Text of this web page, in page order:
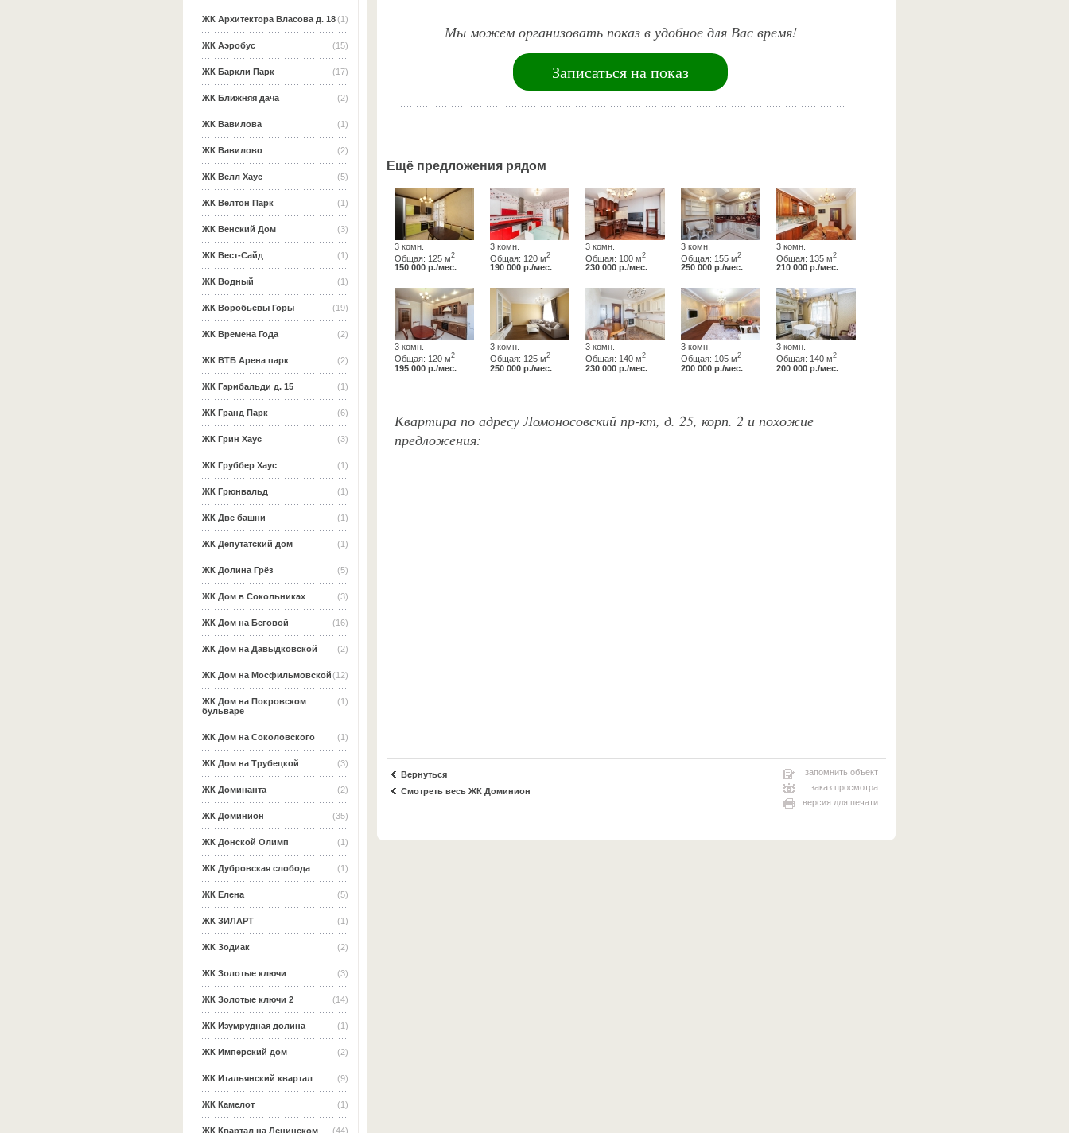
(1)
ЖК Архитектора Власова д. 18
(15)
ЖК Аэробус
(17)
ЖК Баркли Парк
(2)
ЖК Ближняя дача
(1)
ЖК Вавилова
(2)
ЖК Вавилово
(5)
ЖК Велл Хаус
(1)
ЖК Велтон Парк
(3)
ЖК Венский Дом
(1)
ЖК Вест-Сайд
(1)
ЖК Водный
(19)
ЖК Воробьевы Горы
(2)
ЖК Времена Года
(2)
ЖК ВТБ Арена парк
(1)
ЖК Гарибальди д. 15
(6)
ЖК Гранд Парк
(3)
ЖК Грин Хаус
(1)
ЖК Груббер Хаус
(1)
ЖК Грюнвальд
(1)
ЖК Две башни
(1)
ЖК Депутатский дом
(5)
ЖК Долина Грёз
(3)
ЖК Дом в Сокольниках
(16)
ЖК Дом на Беговой
(2)
ЖК Дом на Давыдковской
(12)
ЖК Дом на Мосфильмовской
(1)
ЖК Дом на Покровском
бульваре
(1)
ЖК Дом на Соколовского
(3)
ЖК Дом на Трубецкой
(2)
ЖК Доминанта
(35)
ЖК Доминион
(1)
ЖК Донской Олимп
(1)
ЖК Дубровская слобода
(5)
ЖК Елена
(1)
ЖК ЗИЛАРТ
(2)
ЖК Зодиак
(3)
ЖК Золотые ключи
(14)
ЖК Золотые ключи 2
(1)
ЖК Изумрудная долина
(2)
ЖК Имперский дом
(9)
ЖК Итальянский квартал
(1)
ЖК Камелот
(44)
ЖК Квартал на Ленинском
Мы можем организовать показ в удобное для Вас время!
Записаться на показ
Ещё предложения рядом
3 комн.
Общая: 125 м2
150 000 р./мес.
3 комн.
Общая: 120 м2
190 000 р./мес.
3 комн.
Общая: 100 м2
230 000 р./мес.
3 комн.
Общая: 155 м2
250 000 р./мес.
3 комн.
Общая: 135 м2
210 000 р./мес.
3 комн.
Общая: 120 м2
195 000 р./мес.
3 комн.
Общая: 125 м2
250 000 р./мес.
3 комн.
Общая: 140 м2
230 000 р./мес.
3 комн.
Общая: 105 м2
200 000 р./мес.
3 комн.
Общая: 140 м2
200 000 р./мес.
Квартира по адресу Ломоносовский пр-кт, д. 25, корп. 2 и похожие
предложения:
Вернуться
Смотреть весь ЖК Доминион
запомнить объект
заказ просмотра
версия для печати